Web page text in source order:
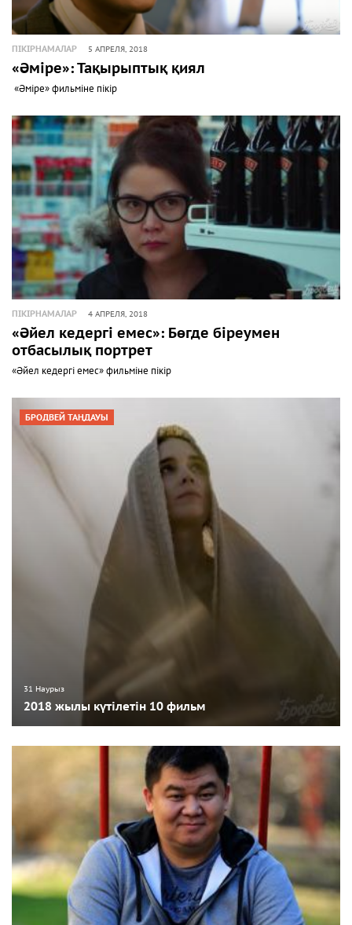
ПІКІРНАМАЛАР 5 АПРЕЛЯ, 2018
«Әміре»: Тақырыптық қиял
«Әміре» фильміне пікір
ПІКІРНАМАЛАР 4 АПРЕЛЯ, 2018
«Әйел кедергі емес»: Бөгде біреумен
отбасылық портрет
«Әйел кедергі емес» фильміне пікір
БРОДВЕЙ ТАҢДАУЫ
31 Наурыз
2018 жылы күтілетін 10 фильм